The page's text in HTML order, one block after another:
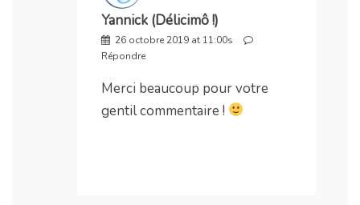
Yannick (Délicimô !)
26 octobre 2019 at 11:00s
Répondre
Merci beaucoup pour votre
gentil commentaire !